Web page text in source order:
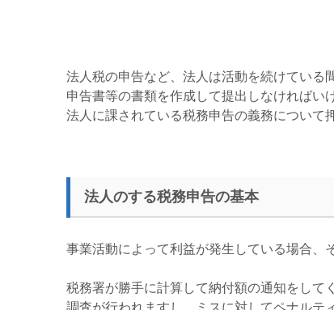
法人税の申告など、法人は活動を続けている
申告書等の書類を作成して提出しなければ
法人に課されている税務申告の義務について
法人のする税務申告の基本
事業活動によって利益が発生している場合、
税務署が勝手に計算して納付額の通知をして